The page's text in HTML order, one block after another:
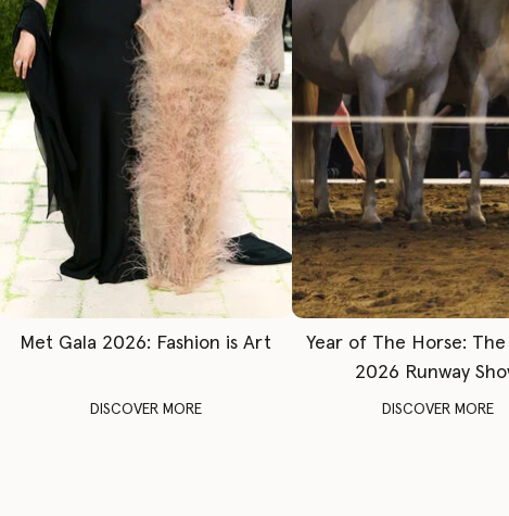
Met Gala 2026: Fashion is Art
DISCOVER MORE
Year of The Horse:
2026 Runway
DISCOVER MORE